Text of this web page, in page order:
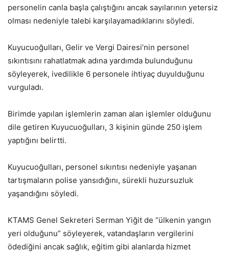
personelin canla başla çalıştığını ancak sayılarının yetersiz
olması nedeniyle talebi karşılayamadıklarını söyledi.
Kuyucuoğulları, Gelir ve Vergi Dairesi’nin personel
sıkıntısını rahatlatmak adına yardımda bulunduğunu
söyleyerek, ivedilikle 6 personele ihtiyaç duyulduğunu
vurguladı.
Birimde yapılan işlemlerin zaman alan işlemler olduğunu
dile getiren Kuyucuoğulları, 3 kişinin günde 250 işlem
yaptığını belirtti.
Kuyucuoğulları, personel sıkıntısı nedeniyle yaşanan
tartışmaların polise yansıdığını, sürekli huzursuzluk
yaşandığını söyledi.
KTAMS Genel Sekreteri Serman Yiğit de “ülkenin yangın
yeri olduğunu” söyleyerek, vatandaşların vergilerini
ödediğini ancak sağlık, eğitim gibi alanlarda hizmet